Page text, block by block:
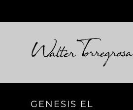
GENESIS EL